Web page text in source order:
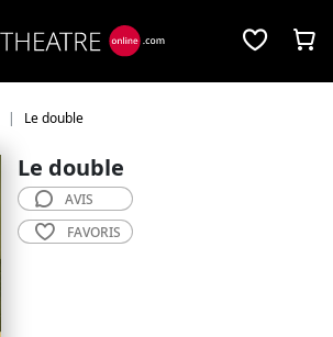
Le double
Le double
AVIS
FAVORIS